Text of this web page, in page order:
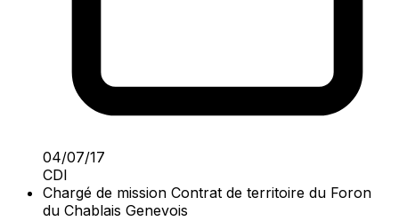
04/07/17
CDI
Chargé de mission Contrat de territoire du Foron
du Chablais Genevois